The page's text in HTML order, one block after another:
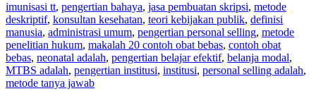
imunisasi tt, pengertian bahaya, jasa pembuatan skripsi, metode
deskriptif, konsultan kesehatan, teori kebijakan publik, definisi
manusia, administrasi umum, pengertian personal selling, metode
penelitian hukum, makalah 20 contoh obat bebas, contoh obat
bebas, neonatal adalah, pengertian belajar efektif, belanja modal,
MTBS adalah, pengertian institusi, institusi, personal selling adalah,
metode tanya jawab